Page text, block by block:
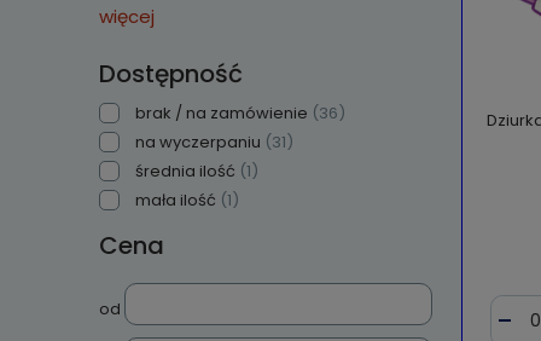
więcej
Dostępność
brak / na zamówienie (36)
na wyczerpaniu (31)
średnia ilość (1)
mała ilość (1)
Cena
od